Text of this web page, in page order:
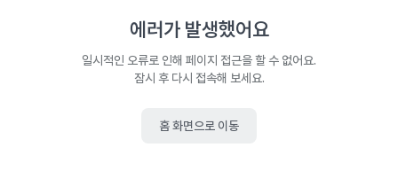
에러가 발생했어요
일시적인 오류로 인해 페이지 접근을 할 수 없어요.
잠시 후 다시 접속해 보세요.
홈 화면으로 이동